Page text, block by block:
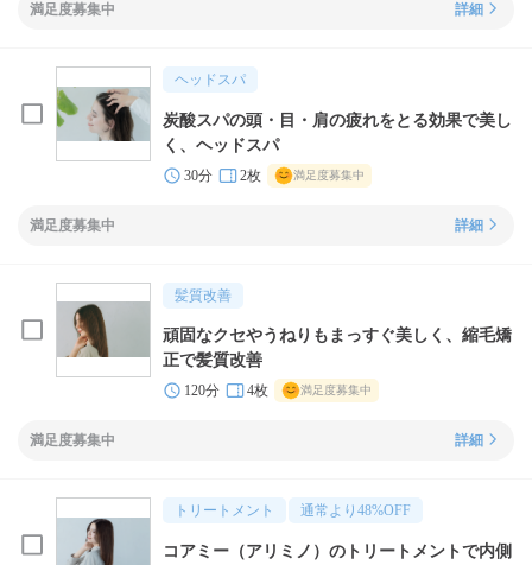
満足度募集中 詳細
ヘッドスパ
炭酸スパの頭・目・肩の疲れをとる効果で美し
く、ヘッドスパ
30分 2枚 満足度募集中
満足度募集中 詳細
髪質改善
頑固なクセやうねりもまっすぐ美しく、縮毛矯
正で髪質改善
120分 4枚 満足度募集中
満足度募集中 詳細
トリートメント 通常より 48%OFF
コアミー（アリミノ）のトリートメントで内側